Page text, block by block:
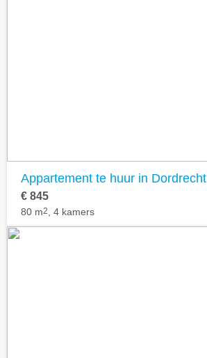
Appartement te huur in Dordrecht
€ 845
80 m2 , 4 kamers